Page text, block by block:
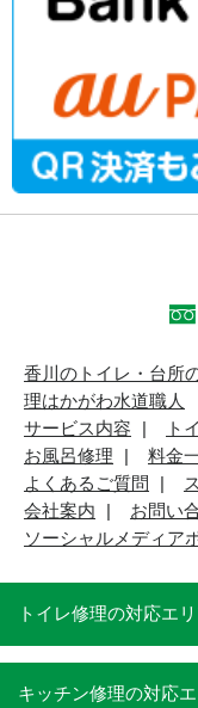
香川のトイレ・台所
理はかがわ水道職人
サービス内容
ト
お風呂修理
料金
よくあるご質問
会社案内
お問い
ソーシャルメディア
トイレ修理の対応エ
キッチン修理の対応